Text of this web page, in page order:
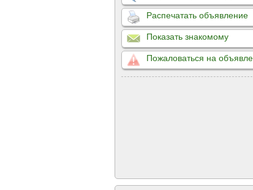
Распечатать объявление
Показать знакомому
Пожаловаться на